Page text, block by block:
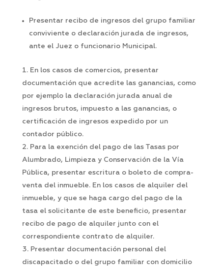
Presentar recibo de ingresos del grupo familiar
conviviente o declaración jurada de ingresos,
ante el Juez o funcionario Municipal.
En los casos de comercios, presentar
documentación que acredite las ganancias, como
por ejemplo la declaración jurada anual de
ingresos brutos, impuesto a las ganancias, o
certificación de ingresos expedido por un
contador público.
Para la exención del pago de las Tasas por
Alumbrado, Limpieza y Conservación de la Vía
Pública, presentar escritura o boleto de compra-
venta del inmueble. En los casos de alquiler del
inmueble, y que se haga cargo del pago de la
tasa el solicitante de este beneficio, presentar
recibo de pago de alquiler junto con el
correspondiente contrato de alquiler.
Presentar documentación personal del
discapacitado o del grupo familiar con domicilio